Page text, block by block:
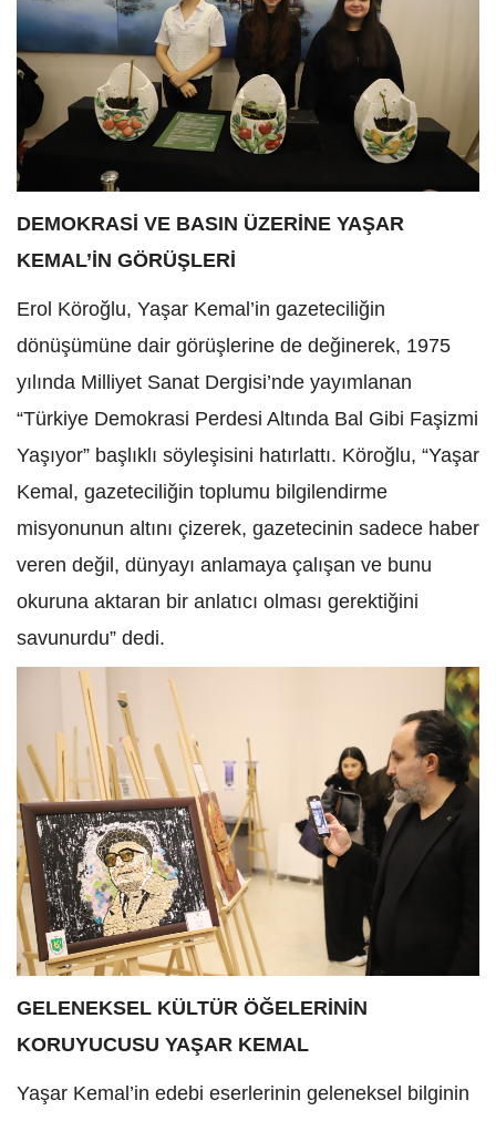
DEMOKRASİ VE BASIN ÜZERİNE YAŞAR
KEMAL’İN GÖRÜŞLERİ
Erol Köroğlu, Yaşar Kemal’in gazeteciliğin
dönüşümüne dair görüşlerine de değinerek, 1975
yılında Milliyet Sanat Dergisi’nde yayımlanan
“Türkiye Demokrasi Perdesi Altında Bal Gibi Faşizmi
Yaşıyor” başlıklı söyleşisini hatırlattı. Köroğlu, “Yaşar
Kemal, gazeteciliğin toplumu bilgilendirme
misyonunun altını çizerek, gazetecinin sadece haber
veren değil, dünyayı anlamaya çalışan ve bunu
okuruna aktaran bir anlatıcı olması gerektiğini
savunurdu” dedi.
GELENEKSEL KÜLTÜR ÖĞELERİNİN
KORUYUCUSU YAŞAR KEMAL
Yaşar Kemal’in edebi eserlerinin geleneksel bilginin